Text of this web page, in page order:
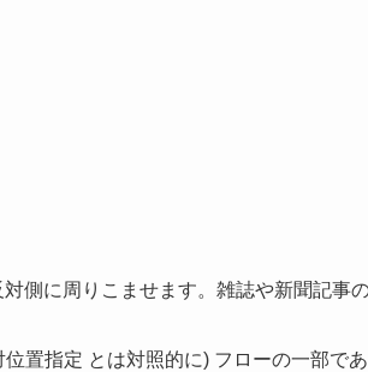
側に周りこませます。雑誌や新聞記事
置指定 とは対照的に) フローの一部で